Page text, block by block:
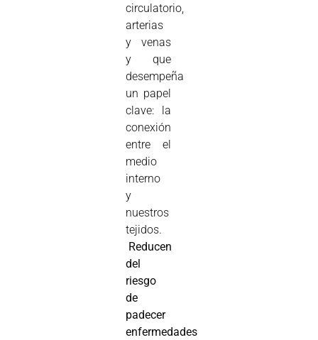
circulatorio,
arterias
y venas
y que
desempeña
un papel
clave: la
conexión
entre el
medio
interno
y
nuestros
tejidos.
Reducen
del
riesgo
de
padecer
enfermedades